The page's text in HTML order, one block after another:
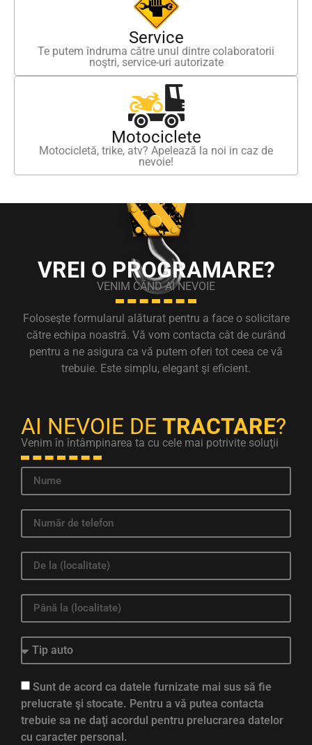
Service
Te putem îndruma către unul dintre colaboratorii
noştri, service-uri autorizate
Motociclete
Motocicletă, trike, atv? Apelează la noi in caz de
nevoie!
VREI O PROGRAMARE?
VENIM CÂND AI NEVOIE
Foloseşte formularul alăturat pentru a face o solicitare
către echipa noastră. Vă vom contacta cât de curând
pentru a ne asigura ca vă putem oferi tot ceea ce vă
trebuie. Este simplu, elegant şi eficient.
AI NEVOIE DE TRACTARE?
Venim în întâmpinarea ta cu cele mai potrivite soluţii
Sunt de acord ca datele furnizate mai sus să fie
prelucrate şi stocate. Pentru a vă putea contacta
trebuie sa ne daţi acordul pentru prelucrarea datelor
cu caracter personal.